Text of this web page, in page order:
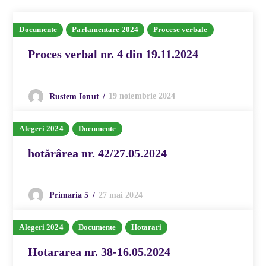
Documente Parlamentare 2024 Procese verbale
Proces verbal nr. 4 din 19.11.2024
Rustem Ionut 19 noiembrie 2024
Alegeri 2024 Documente
hotărârea nr. 42/27.05.2024
Primaria 5 27 mai 2024
Alegeri 2024 Documente Hotarari
Hotararea nr. 38-16.05.2024